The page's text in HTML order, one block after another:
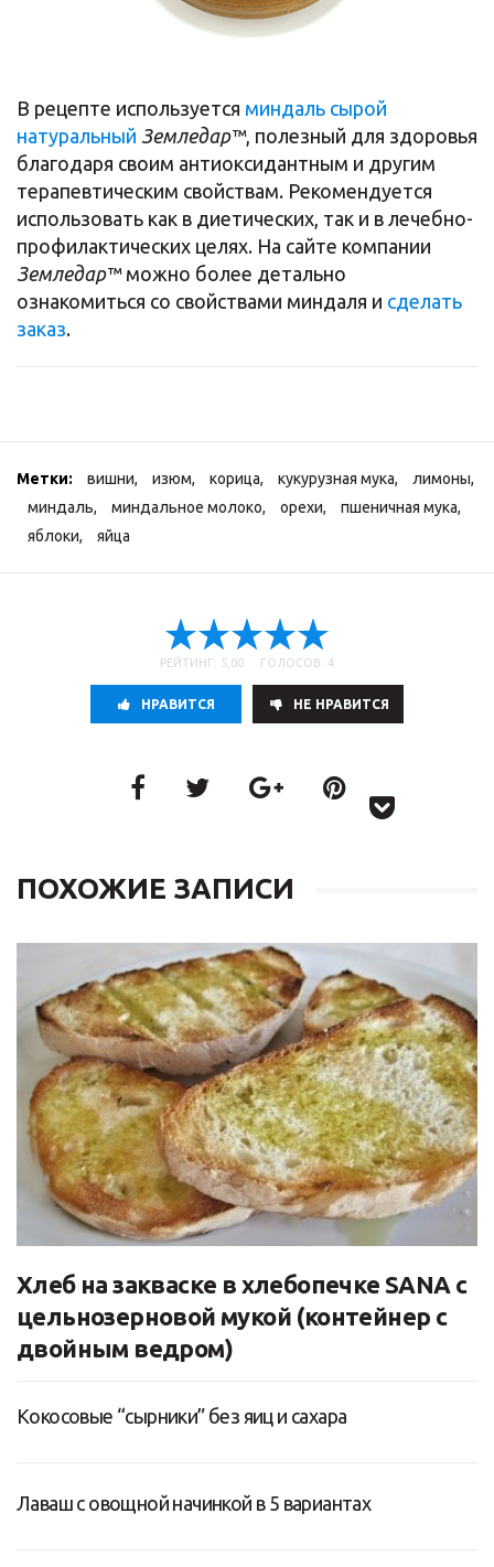
В рецепте используется миндаль сырой
натуральный Земледар™, полезный для здоровья
благодаря своим антиоксидантным и другим
терапевтическим свойствам. Рекомендуется
использовать как в диетических, так и в лечебно-
профилактических целях. На сайте компании
Земледар™можно более детально
ознакомиться со свойствами миндаля и сделать
заказ.
Метки: вишни, изюм, корица, кукурузная мука, лимоны,
миндаль, миндальное молоко, орехи, пшеничная мука,
яблоки, яйца
РЕЙТИНГ: 5,00 ГОЛОСОВ: 4
НРАВИТСЯ НE НРАВИТСЯ
ПОХОЖИЕ ЗАПИСИ
Хлеб на закваске в хлебопечке SANA с
цельнозерновой мукой (контейнер с
двойным ведром)
Кокосовые “сырники” без яиц и сахара
Лаваш с овощной начинкой в 5 вариантах